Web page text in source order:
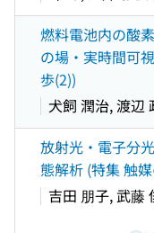
燃料電池内の酸
の場・実時間可
歩(2))
犬飼 潤治, 渡辺
放射光・電子分
態解析 (特集 触
吉田 朋子, 武藤